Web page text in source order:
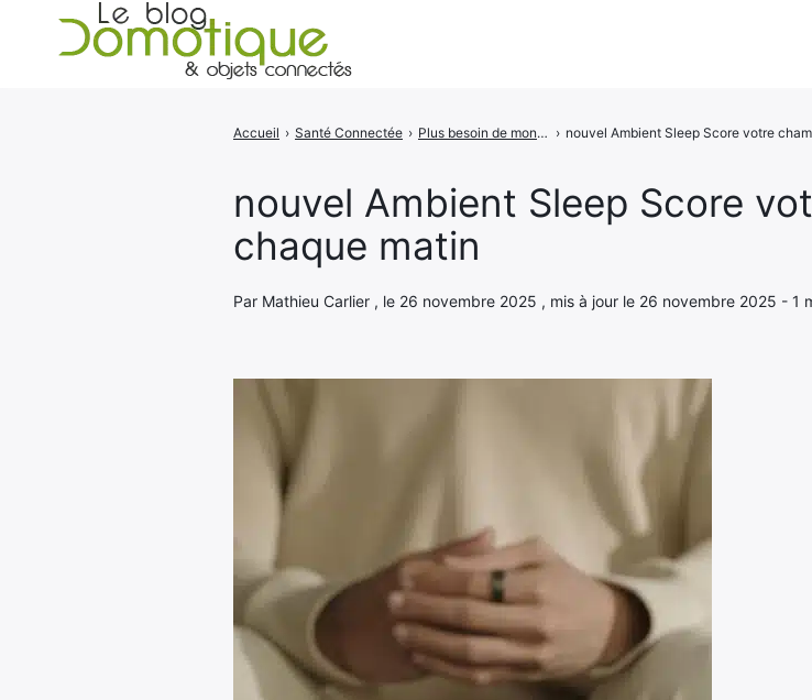
nouvel Ambient Sleep Score
chaque matin
Par Mathieu Carlier , le 26 novembre 2025 , mis à jour le 26 novembre 2025 - 1
Accueil › Santé Connectée › Plus besoin de montre pour suivre votre sommeil : le boîtier Ultrahuman Home voit tout › nouvel Ambient Sleep Score votre
Rechercher